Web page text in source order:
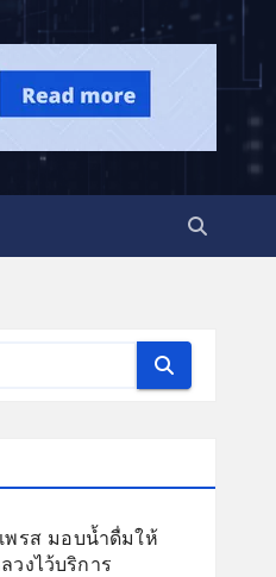
พรส มอบน้ำดื่มให้
วงไว้บริการ